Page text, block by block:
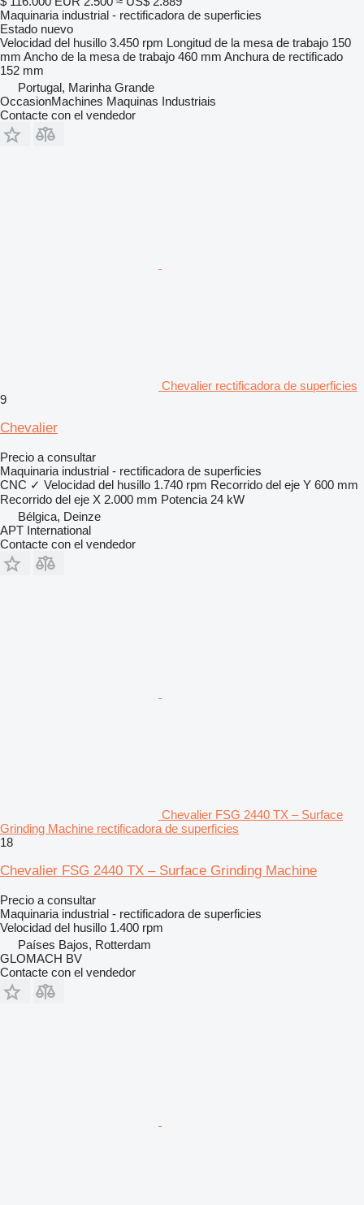
Maquinaria industrial - rectificadora de superficies
Estado nuevo
Velocidad del husillo 3.450 rpm Longitud de la mesa de trabajo 150
mm Ancho de la mesa de trabajo 460 mm Anchura de rectificado
152 mm
Portugal, Marinha Grande
OccasionMachines Maquinas Industriais
Contacte con el vendedor
Chevalier rectificadora de superficies
9
Chevalier
Precio a consultar
Maquinaria industrial - rectificadora de superficies
CNC ✓ Velocidad del husillo 1.740 rpm Recorrido del eje Y 600 mm
Recorrido del eje X 2.000 mm Potencia 24 kW
Bélgica, Deinze
APT International
Contacte con el vendedor
Chevalier FSG 2440 TX – Surface
Grinding Machine rectificadora de superficies
18
Chevalier FSG 2440 TX – Surface Grinding Machine
Precio a consultar
Maquinaria industrial - rectificadora de superficies
Velocidad del husillo 1.400 rpm
Países Bajos, Rotterdam
GLOMACH BV
Contacte con el vendedor